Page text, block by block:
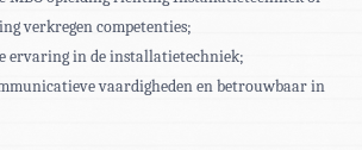
verkregen competenties;
ervaring in de installatietechniek;
vaardigheden en betrouwbaar in